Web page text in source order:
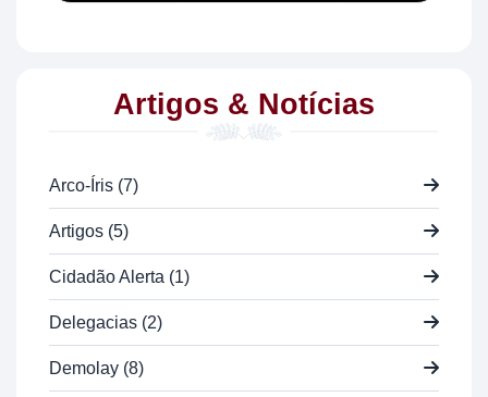
Artigos & Notícias
Arco-Íris (7)
Artigos (5)
Cidadão Alerta (1)
Delegacias (2)
Demolay (8)